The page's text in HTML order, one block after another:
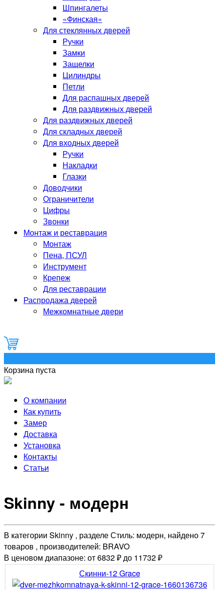
Шпингалеты
«Финская»
Для стеклянных дверей
Ручки
Замки
Защелки
Цилиндры
Петли
Для распашных дверей
Для раздвижных дверей
Для раздвижных дверей
Для складных дверей
Для входных дверей
Ручки
Накладки
Глазки
Доводчики
Ограничители
Цифры
Звонки
Монтаж и реставрация
Монтаж
Пена, ПСУЛ
Инструмент
Крепеж
Для реставрации
Распродажа дверей
Межкомнатные двери
Корзина пуста
О компании
Как купить
Замер
Доставка
Установка
Контакты
Статьи
Skinny - модерн
В категории Skinny , разделе Стиль: модерн, найдено 7
товаров , производителей: BRAVO
В ценовом диапазоне: от 6832 ₽ до 11732 ₽
Скинни-12 Grace